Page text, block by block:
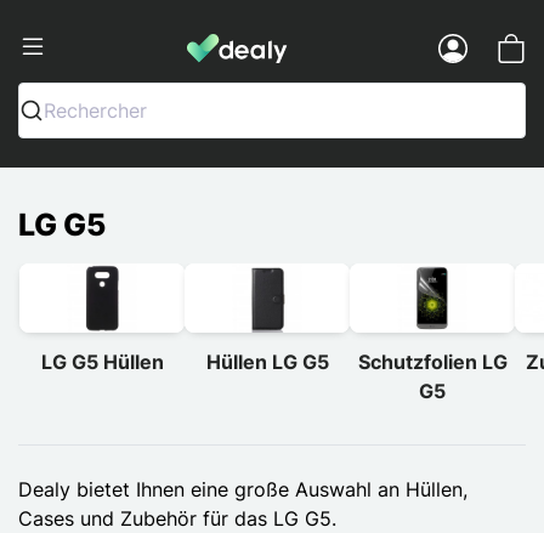
Dealy - Hüllen und Zubehör für
Rechercher
LG G5
LG G5 Hüllen Hüllen LG G5
Schutzfolien LG
G5
Dealy bietet Ihnen eine große Auswahl an Hüllen,
Cases und Zubehör für das LG G5.